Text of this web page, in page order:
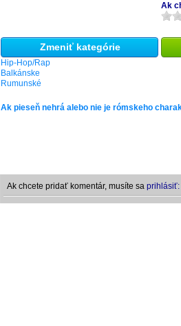
Ak
Zmeniť kategórie
Hip-Hop/Rap
Balkánske
Rumunské
Ak pieseň nehrá alebo nie je rómskeho
Ak chcete pridať komentár, musíte sa prihlásiť: